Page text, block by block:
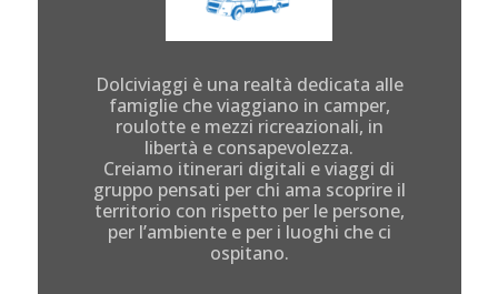
Dolciviaggi è una realtà dedicata alle
famiglie che viaggiano in camper,
roulotte e mezzi ricreazionali, in
libertà e consapevolezza.
Creiamo itinerari digitali e viaggi di
gruppo pensati per chi ama scoprire il
territorio con rispetto per le persone,
per l’ambiente e per i luoghi che ci
ospitano.